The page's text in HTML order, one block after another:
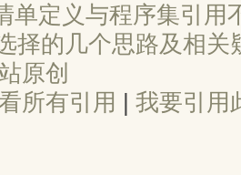
单定义与程序集引用
择的几个思路及相关
原创
所有引用 | 我要引用